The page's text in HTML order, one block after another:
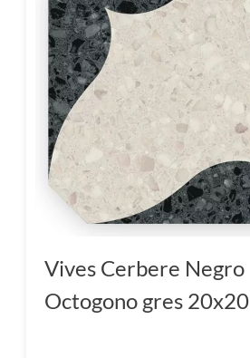
Vives Cerbere Negro
Octogono gres 20x20